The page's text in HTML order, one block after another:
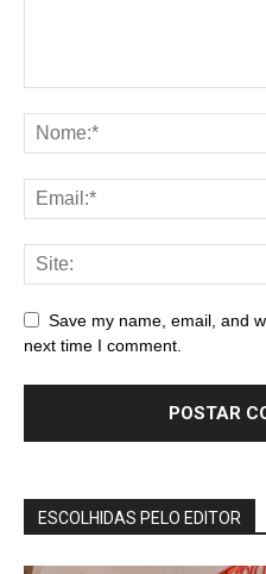
Save my name, email, and
next time I comment.
ESCOLHIDAS PELO EDITOR